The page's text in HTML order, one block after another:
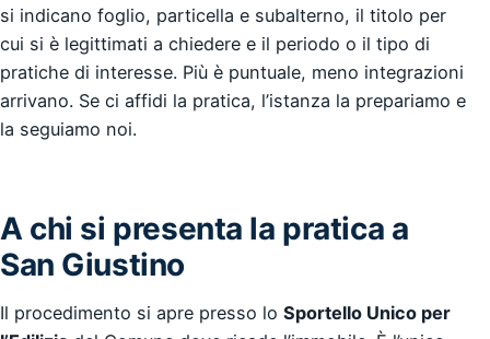
si indicano foglio, particella e subalterno, il titolo per
cui si è legittimati a chiedere e il periodo o il tipo di
pratiche di interesse. Più è puntuale, meno integrazioni
arrivano. Se ci affidi la pratica, l’istanza la prepariamo e
la seguiamo noi.
A chi si presenta la pratica a
San Giustino
Il procedimento si apre presso lo Sportello Unico per